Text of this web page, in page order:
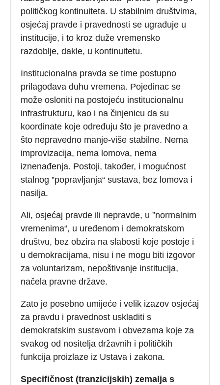
političkog kontinuiteta. U stabilnim društvima,
osjećaj pravde i pravednosti se ugrađuje u
institucije, i to kroz duže vremensko
razdoblje, dakle, u kontinuitetu.
Institucionalna pravda se time postupno
prilagođava duhu vremena. Pojedinac se
može osloniti na postojeću institucionalnu
infrastrukturu, kao i na činjenicu da su
koordinate koje određuju što je pravedno a
što nepravedno manje-više stabilne. Nema
improvizacija, nema lomova, nema
iznenađenja. Postoji, također, i mogućnost
stalnog ”popravljanja“ sustava, bez lomova i
nasilja.
Ali, osjećaj pravde ili nepravde, u ”normalnim
vremenima“, u uređenom i demokratskom
društvu, bez obzira na slabosti koje postoje i
u demokracijama, nisu i ne mogu biti izgovor
za voluntarizam, nepoštivanje institucija,
načela pravne države.
Zato je posebno umijeće i velik izazov osjećaj
za pravdu i pravednost uskladiti s
demokratskim sustavom i obvezama koje za
svakog od nositelja državnih i političkih
funkcija proizlaze iz Ustava i zakona.
Specifičnost (tranzicijskih) zemalja s